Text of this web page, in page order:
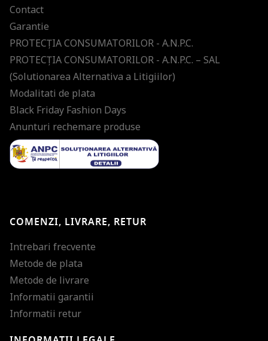
Contact
Garantie
PROTECŢIA CONSUMATORILOR - A.N.P.C.
PROTECŢIA CONSUMATORILOR - A.N.P.C. – SAL
(Solutionarea Alternativa a Litigiilor)
Modalitati de plata
Black Friday Fashion Days
Anunturi rechemare produse
COMENZI, LIVRARE, RETUR
Intrebari frecvente
Metode de plata
Metode de livrare
Informatii garantii
Informatii retur